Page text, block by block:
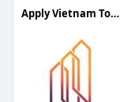
Apply Vietnam Tourist Visa